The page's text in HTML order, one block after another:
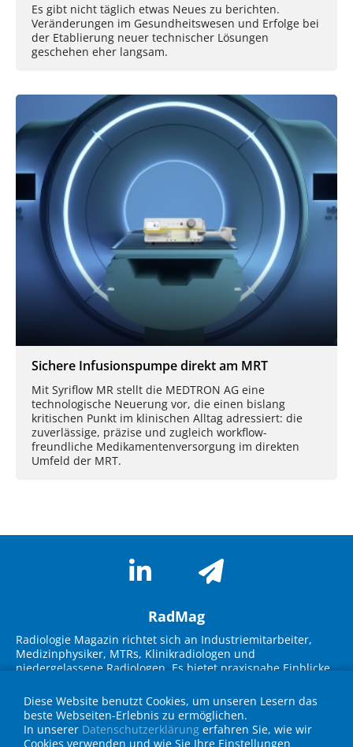
Es gibt nicht täglich etwas Neues zu berichten.
Veränderungen im Gesundheitswesen und Erfolge bei
der Etablierung neuer technischer Lösungen
geschehen eher langsam.
Sichere Infusionspumpe direkt am MRT
Mit Syriflow MR stellt die MEDTRON AG eine
technologische Neuerung vor, die einen bislang
kritischen Punkt im klinischen Alltag adressiert: die
zuverlässige, präzise und zugleich workflow-
freundliche Medikamentenversorgung im direkten
Umfeld der MRT.
RadMag
Radiologie Magazin richtet sich an Industriemitarbeiter,
Medizinphysiker, MTRs, Klinikradiologen und
niedergelassene Radiologen. Es bietet praxisnahe Einblicke
Lösungen. Im Fokus stehen Themen wie KI-Integration,
Workflow-Optimierung, strukturierte Befundung und
Strahlenschutz. Experteninterviews, Fallbeispiele und
Geräteübersichten unterstützen die Zielgruppe bei
Diese Website benutzt Cookies, um unseren Lesern das
beste Webseiten-Erlebnis zu ermöglichen.
In unserer Datenschutzerklärung erfahren Sie, wie wir
Cookies verwenden und wie Sie Ihre Einstellungen